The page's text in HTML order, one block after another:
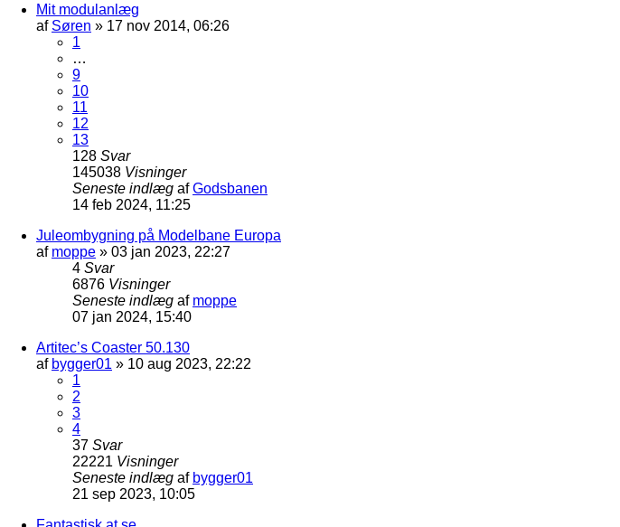
Mit modulanlæg
af Søren » 17 nov 2014, 06:26
1
…
9
10
11
12
13
128 Svar
145038 Visninger
Seneste indlæg afGodsbanen
14 feb 2024, 11:25
Juleombygning på Modelbane Europa
af moppe » 03 jan 2023, 22:27
4 Svar
6876 Visninger
Seneste indlæg af moppe
07 jan 2024, 15:40
Artitec’s Coaster 50.130
af bygger01 » 10 aug 2023, 22:22
1
2
3
4
37 Svar
22221 Visninger
Seneste indlæg af bygger01
21 sep 2023, 10:05